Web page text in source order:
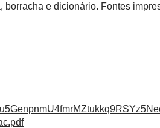
borracha e dicionário. Fontes